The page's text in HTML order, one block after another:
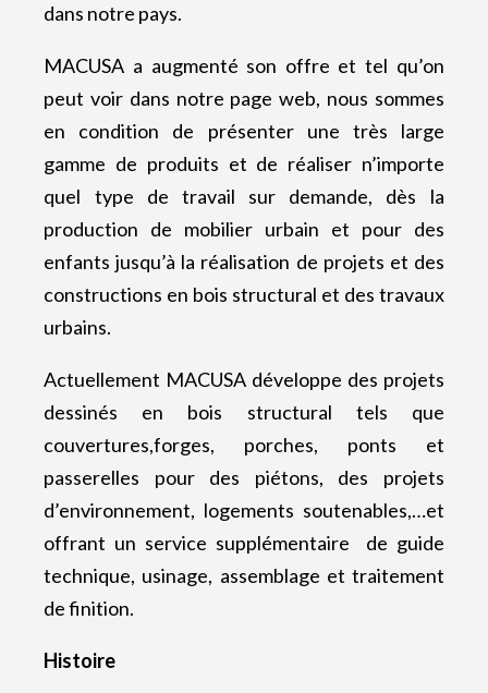
dans notre pays.
MACUSA a augmenté son offre et tel qu’on
peut voir dans notre page web, nous sommes
en condition de présenter une très large
gamme de produits et de réaliser n’importe
quel type de travail sur demande, dès la
production de mobilier urbain et pour des
enfants jusqu’à la réalisation de projets et des
constructions en bois structural et des travaux
urbains.
Actuellement MACUSA développe des projets
dessinés en bois structural tels que
couvertures,forges, porches, ponts et
passerelles pour des piétons, des projets
d’environnement, logements soutenables,…et
offrant un service supplémentaire de guide
technique, usinage, assemblage et traitement
de finition.
Histoire